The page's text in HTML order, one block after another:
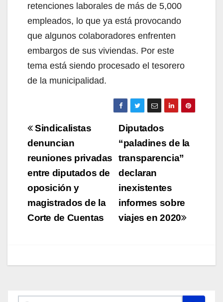
retenciones laborales de más de 5,000
empleados, lo que ya está provocando
que algunos colaboradores enfrenten
embargos de sus viviendas. Por este
tema está siendo procesado el tesorero
de la municipalidad.
Navegación
de
entradas
Diputados
“paladines de la
transparencia”
declaran
inexistentes
informes sobre
viajes en 2020
Sindicalistas
denuncian
reuniones privadas
entre diputados de
oposición y
magistrados de la
Corte de Cuentas